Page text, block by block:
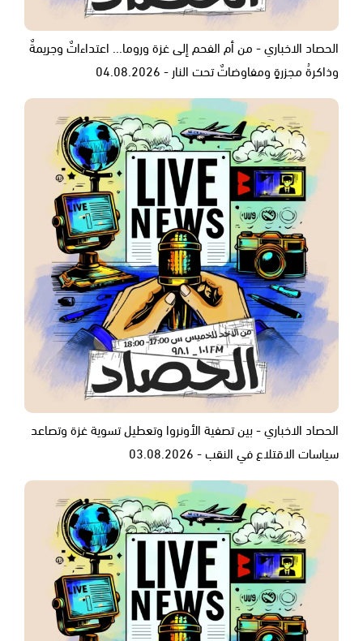
الحصاد الاخباري - من أم الفحم إلى غزة وروما... اعتداءاتٌ وجريمةٌ
وذاكرةُ مجزرةٍ ومفاوضاتٌ تحت النار - 04.08.2026
الحصاد الاخباري - بين تصفية الأونروا وتعطيل تسوية غزة وتصاعد
سياسات الاقتلاع في النقب - 03.08.2026